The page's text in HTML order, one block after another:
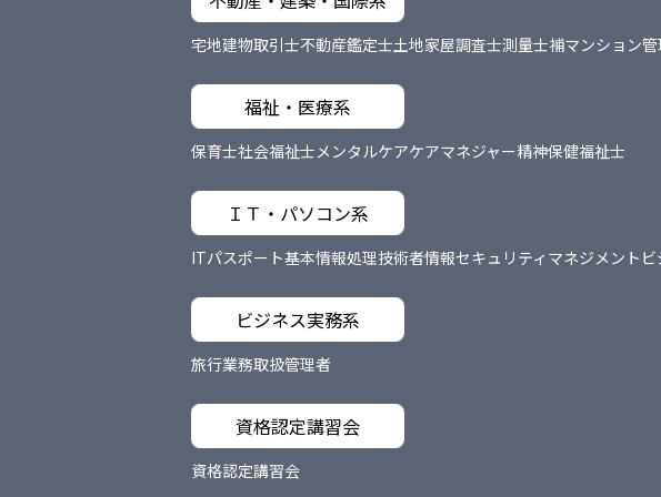
宅地建物取引士不動産鑑定士土地家屋調査士測量士補マンション
福祉・医療系
保育士社会福祉士メンタルケアケアマネジャー精神保健福祉士
ＩＴ・パソコン系
ITパスポート基本情報処理技術者情報セキュリティマネジメント
ビジネス実務系
旅行業務取扱管理者
資格認定講習会
資格認定講習会